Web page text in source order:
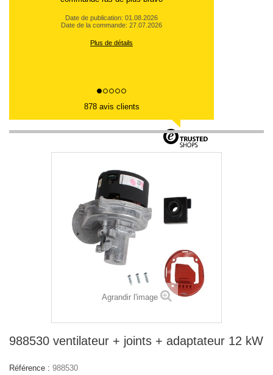
Date de publication: 01.08.2026
Date de la commande: 27.07.2026
Plus de détails
878 avis clients
Agrandir l'image
988530 ventilateur + joints + adaptateur 12 kW
Référence : 988530